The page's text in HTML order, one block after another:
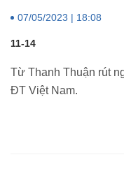
07/05/2023 | 18:08
11-14
Từ Thanh Thuận rút
ĐT Việt Nam.